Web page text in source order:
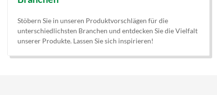
Stöbern Sie in unseren Produktvorschlägen für die
unterschiedlichsten Branchen und entdecken Sie die Vielfalt
unserer Produkte. Lassen Sie sich inspirieren!